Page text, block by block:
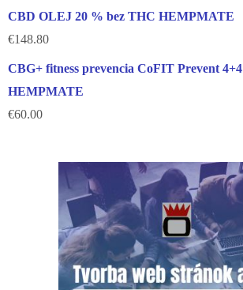
CBD OLEJ 20 % bez THC HEMPMATE
€148.80
CBG+ fitness prevencia CoFIT Prevent 4+4
HEMPMATE
€60.00